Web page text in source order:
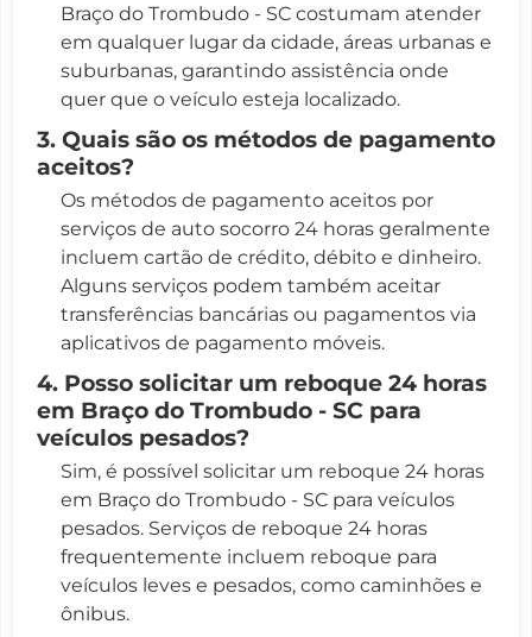
Braço do Trombudo - SC costumam atender
em qualquer lugar da cidade, áreas urbanas e
suburbanas, garantindo assistência onde
quer que o veículo esteja localizado.
3. Quais são os métodos de pagamento
aceitos?
Os métodos de pagamento aceitos por
serviços de auto socorro 24 horas geralmente
incluem cartão de crédito, débito e dinheiro.
Alguns serviços podem também aceitar
transferências bancárias ou pagamentos via
aplicativos de pagamento móveis.
4. Posso solicitar um reboque 24 horas
em Braço do Trombudo - SC para
veículos pesados?
Sim, é possível solicitar um reboque 24 horas
em Braço do Trombudo - SC para veículos
pesados. Serviços de reboque 24 horas
frequentemente incluem reboque para
veículos leves e pesados, como caminhões e
ônibus.